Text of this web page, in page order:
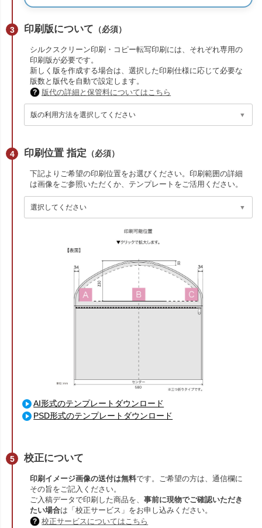
印刷版について （必須）
シルクスクリーン印刷・コピー転写印刷には、それぞれ専用の
印刷版が必要です。
新しく版を作成する場合は、選択した印刷仕様に応じて必要な
版数と版代を自動で設定します。
版代の詳細と保管料についてはこちら
印刷位置 指定 （必須）
下記よりご希望の印刷位置をお選びください。印刷範囲の詳細
は画像をご参照いただくか、テンプレートをご活用ください。
AI形式のテンプレートダウンロード
PSD形式のテンプレートダウンロード
校正について
印刷イメージ画像の送付は無料です。ご希望の方は、通信欄に
その旨をご記入ください。
ご入稿データで印刷した商品を、事前に現物でご確認いただき
たい場合は「校正サービス」をお申し込みください。
校正サービスについてはこちら